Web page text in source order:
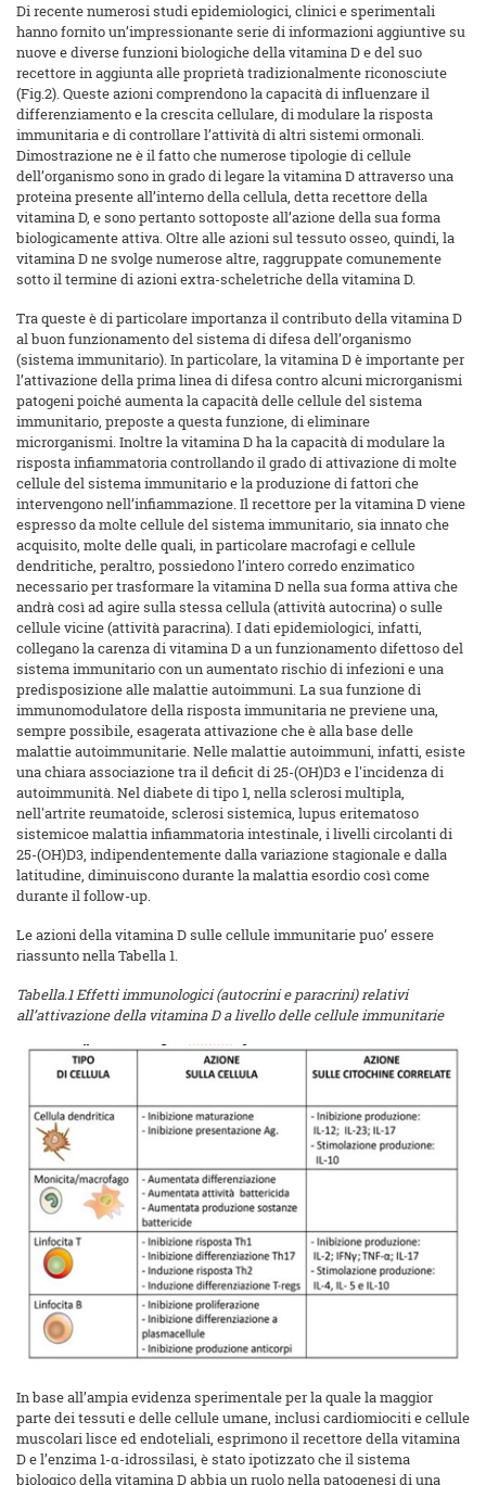
Di recente numerosi studi epidemiologici, clinici e sperimentali
hanno fornito un’impressionante serie di informazioni aggiuntive su
nuove e diverse funzioni biologiche della vitamina D e del suo
recettore in aggiunta alle proprietà tradizionalmente riconosciute
(Fig.2). Queste azioni comprendono la capacità di influenzare il
differenziamento e la crescita cellulare, di modulare la risposta
immunitaria e di controllare l’attività di altri sistemi ormonali.
Dimostrazione ne è il fatto che numerose tipologie di cellule
dell’organismo sono in grado di legare la vitamina D attraverso una
proteina presente all’interno della cellula, detta recettore della
vitamina D, e sono pertanto sottoposte all’azione della sua forma
biologicamente attiva. Oltre alle azioni sul tessuto osseo, quindi, la
vitamina D ne svolge numerose altre, raggruppate comunemente
sotto il termine di azioni extra-scheletriche della vitamina D.
Tra queste è di particolare importanza il contributo della vitamina D
al buon funzionamento del sistema di difesa dell’organismo
(sistema immunitario). In particolare, la vitamina D è importante per
l’attivazione della prima linea di difesa contro alcuni microrganismi
patogeni poiché aumenta la capacità delle cellule del sistema
immunitario, preposte a questa funzione, di eliminare
microrganismi. Inoltre la vitamina D ha la capacità di modulare la
risposta infiammatoria controllando il grado di attivazione di molte
cellule del sistema immunitario e la produzione di fattori che
intervengono nell’infiammazione. Il recettore per la vitamina D viene
espresso da molte cellule del sistema immunitario, sia innato che
acquisito, molte delle quali, in particolare macrofagi e cellule
dendritiche, peraltro, possiedono l’intero corredo enzimatico
necessario per trasformare la vitamina D nella sua forma attiva che
andrà così ad agire sulla stessa cellula (attività autocrina) o sulle
cellule vicine (attività paracrina). I dati epidemiologici, infatti,
collegano la carenza di vitamina D a un funzionamento difettoso del
sistema immunitario con un aumentato rischio di infezioni e una
predisposizione alle malattie autoimmuni. La sua funzione di
immunomodulatore della risposta immunitaria ne previene una,
sempre possibile, esagerata attivazione che è alla base delle
malattie autoimmunitarie. Nelle malattie autoimmuni, infatti, esiste
una chiara associazione tra il deficit di 25-(OH)D3 e l'incidenza di
autoimmunità. Nel diabete di tipo 1, nella sclerosi multipla,
nell'artrite reumatoide, sclerosi sistemica, lupus eritematoso
sistemicoe malattia infiammatoria intestinale, i livelli circolanti di
25-(OH)D3, indipendentemente dalla variazione stagionale e dalla
latitudine, diminuiscono durante la malattia esordio così come
durante il follow-up.
Le azioni della vitamina D sulle cellule immunitarie puo’ essere
riassunto nella Tabella 1.
Tabella.1 Effetti immunologici (autocrini e paracrini) relativi
all’attivazione della vitamina D a livello delle cellule immunitarie
In base all’ampia evidenza sperimentale per la quale la maggior
parte dei tessuti e delle cellule umane, inclusi cardiomiociti e cellule
muscolari lisce ed endoteliali, esprimono il recettore della vitamina
D e l’enzima 1-α-idrossilasi, è stato ipotizzato che il sistema
biologico della vitamina D abbia un ruolo nella patogenesi di una